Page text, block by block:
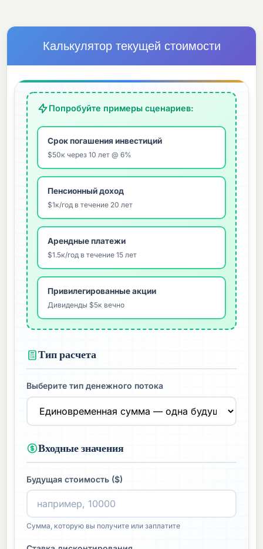
Калькулятор текущей стоимости
Попробуйте примеры сценариев:
Срок погашения инвестиций
$50к через 10 лет @ 6%
Пенсионный доход
$1к/год в течение 20 лет
Арендные платежи
$1.5к/год в течение 15 лет
Привилегированные акции
Дивиденды $5к вечно
Тип расчета
Выберите тип денежного потока
Входные значения
Будущая стоимость ($)
Сумма, которую вы получите или заплатите